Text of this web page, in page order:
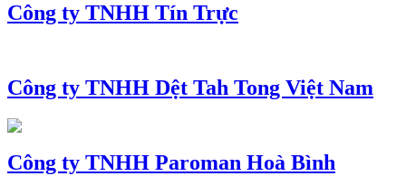
Công ty TNHH Tín Trực
Công ty TNHH Dệt Tah Tong Việt Nam
Công ty TNHH Paroman Hoà Bình